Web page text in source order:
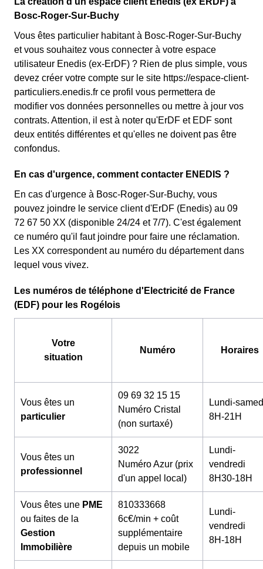
Bosc-Roger-Sur-Buchy
Vous êtes particulier habitant à Bosc-Roger-Sur-Buchy
et vous souhaitez vous connecter à votre espace
utilisateur Enedis (ex-ErDF) ? Rien de plus simple, vous
devez créer votre compte sur le site https://espace-client-
particuliers.enedis.fr ce profil vous permettera de
modifier vos données personnelles ou mettre à jour vos
contrats. Attention, il est à noter qu'ErDF et EDF sont
deux entités différentes et qu'elles ne doivent pas être
confondus.
En cas d'urgence, comment contacter ENEDIS ?
En cas d'urgence à Bosc-Roger-Sur-Buchy, vous
pouvez joindre le service client d'ErDF (Enedis) au 09
72 67 50 XX (disponible 24/24 et 7/7). C'est également
ce numéro qu'il faut joindre pour faire une réclamation.
Les XX correspondent au numéro du département dans
lequel vous vivez.
Les numéros de téléphone d'Electricité de France
(EDF) pour les Rogélois
Votre
situation
Numéro Horaires
Vous êtes un
particulier
09 69 32 15 15
Numéro Cristal
(non surtaxé)
Lundi-
8H-21H
Vous êtes un
professionnel
3022
Numéro Azur (prix
d'un appel local)
Lundi-
vendredi
8H30-18H
Vous êtes une PME
ou faites de la
Gestion
Immobilière
810333668
6c€/min + coût
supplémentaire
depuis un mobile
Lundi-
vendredi
8H-18H